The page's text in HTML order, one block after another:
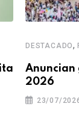
DESTACADO,
Anuncian
2026
23/07/